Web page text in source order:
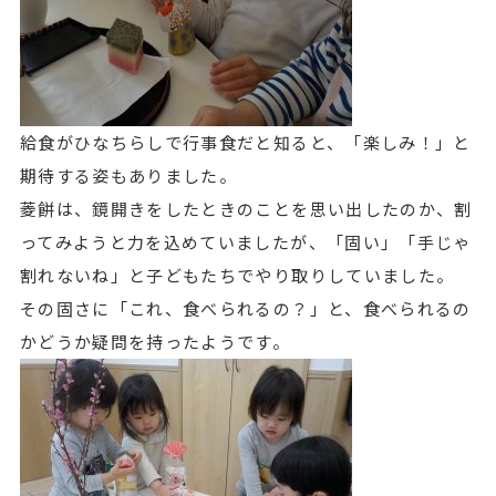
給食がひなちらしで行事食だと知ると、「楽しみ！」と
期待する姿もありました。
菱餅は、鏡開きをしたときのことを思い出したのか、割
ってみようと力を込めていましたが、「固い」「手じゃ
割れないね」と子どもたちでやり取りしていました。
その固さに「これ、食べられるの？」と、食べられるの
かどうか疑問を持ったようです。